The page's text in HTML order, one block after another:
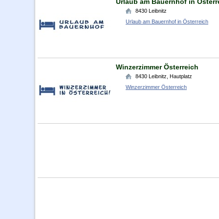
8430 Leibnitz
Urlaub am Bauernhof in Österreich
Winzerzimmer Österreich
8430 Leibnitz Hautplatz
Winzerzimmer Österreich